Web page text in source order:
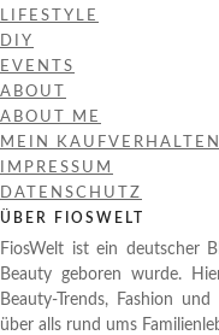
LIFESTYLE
DIY
EVENTS
ABOUT
ABOUT ME
MEIN KAUFVERHALTEN
IMPRESSUM
DATENSCHUTZ
ÜBER FIOSWELT
FiosWelt ist ein deutscher
Beauty geboren wurde.
Beauty-Trends, Fashion
über alls rund ums